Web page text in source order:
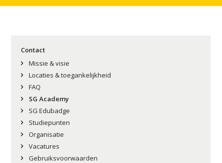
Contact
Missie & visie
Locaties & toegankelijkheid
FAQ
SG Academy
SG Edubadge
Studiepunten
Organisatie
Vacatures
Gebruiksvoorwaarden